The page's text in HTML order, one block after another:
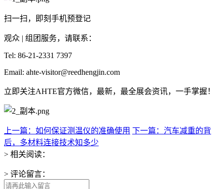
扫一扫，即刻手机预登记
观众 | 组团服务，请联系：
Tel: 86-21-2331 7397
Email: ahte-visitor@reedhengjin.com
立即关注AHTE官方微信，最新，最全展会资讯，一手掌握！
上一篇：如何保证测温仪的准确使用 下一篇：汽车减重的背
后，多材料连接技术知多少
> 相关阅读：
> 评论留言：